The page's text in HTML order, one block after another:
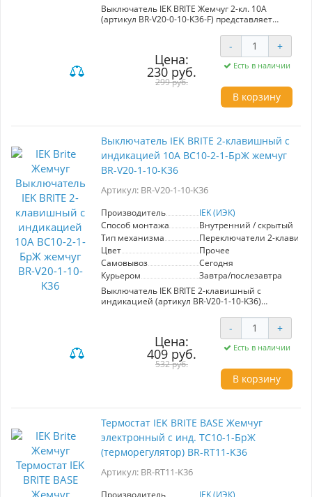
Выключатель IEK BRITE Жемчуг 2-кл. 10А
(артикул BR-V20-0-10-K36-F) представляет
интерьера. Он выполнен в стильном
жемчужном цвете, что делает его идеальным
дополнением как для жилых, так и для
коммерческих помещений. Серия BRITE
отличается высоким качеством материалов,
обеспечивающих надежность и долговечность
в эксплуатации. Данный 2-клавишный
предоставляет удобство управления
освещением, позволяя создавать комфортную
атмосферу. Широкий ассортимент и
гармоничный дизайн продукции IEK
позволяют легко интегрировать данный
выключатель в любые современные
интерьеры, сохраняя единый стиль. Выбор в
пользу IEK BRITE — это уверенность в
надежности и эстетике вашего пространства.
Цена:
230 руб.
299 руб.
- +
Есть в наличии
В корзину
Выключатель IEK BRITE 2-клавишный с
индикацией 10А ВС10-2-1-БрЖ жемчуг
BR-V20-1-10-K36
Артикул: BR-V20-1-10-K36
Производитель
IEK (ИЭК)
Способ монтажа
Внутренний / скрытый
Тип механизма
Переключатели 2-
Цвет
Прочее
Самовывоз
Сегодня
Курьером
Завтра/послезавтра
Выключатель IEK BRITE 2-клавишный с
индикацией (артикул BR-V20-1-10-K36)
электроустановочное изделие, выполненное в
стильном жемчужном цвете. Серия "BRITE" от
производителя IEK (ИЭК) отличается
гармоничным дизайном и высоким качеством,
что делает её идеальным выбором для
создания современных интерьеров. Этот
выключатель имеет два клавиши, что
помещениях и использовать его в
премиум-материалов, он обеспечивает
надежность и долгий срок службы в
эксплуатации. Отличная эстетика и удобство
использования делают его актуальным как для
жилых, так и для коммерческих объектов.
Легкость установки и доступная цена
добавляют этому выключателю
Цена:
409 руб.
532 руб.
- +
Есть в наличии
В корзину
Термостат IEK BRITE BASE Жемчуг
электронный с инд. ТС10-1-БрЖ
(терморегулятор) BR-RT11-K36
Артикул: BR-RT11-K36
Производитель
IEK (ИЭК)